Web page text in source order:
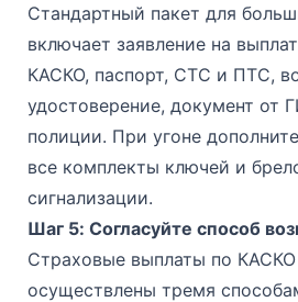
Стандартный пакет для
включает заявление на
КАСКО, паспорт, СТС и ПТС,
удостоверение, документ от
полиции. При угоне
все комплекты ключей и
сигнализации.
Шаг 5: Согласуйте способ
Страховые выплаты по
осуществлены тремя